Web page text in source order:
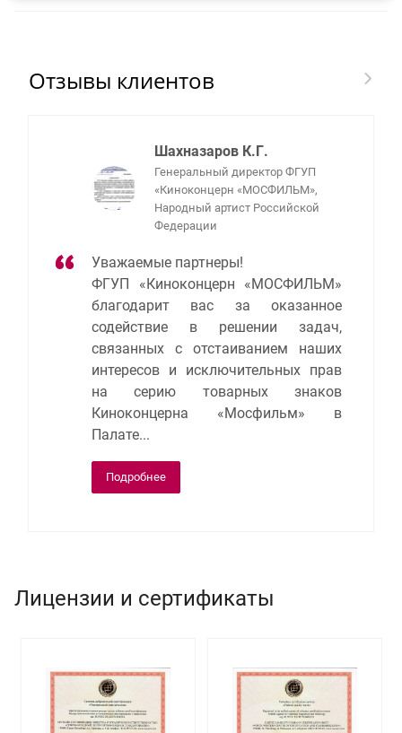
Отзывы клиентов
Шахназаров К.Г.
Генеральный директор ФГУП
«Киноконцерн «МОСФИЛЬМ»,
Народный артист Российской
Федерации
Уважаемые партнеры!
ФГУП «Киноконцерн «МОСФИЛЬМ»
благодарит вас за оказанное
содействие в решении задач,
связанных с отстаиванием наших
интересов и исключительных прав
на серию товарных знаков
Киноконцерна «Мосфильм» в
Палате...
Подробнее
Лицензии и сертификаты